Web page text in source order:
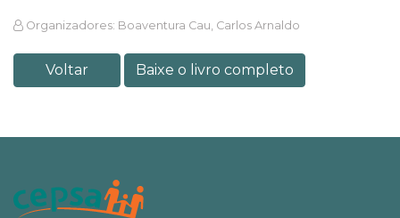
Organizadores: Boaventura Cau, Carlos Arnaldo
Voltar Baixe o livro completo